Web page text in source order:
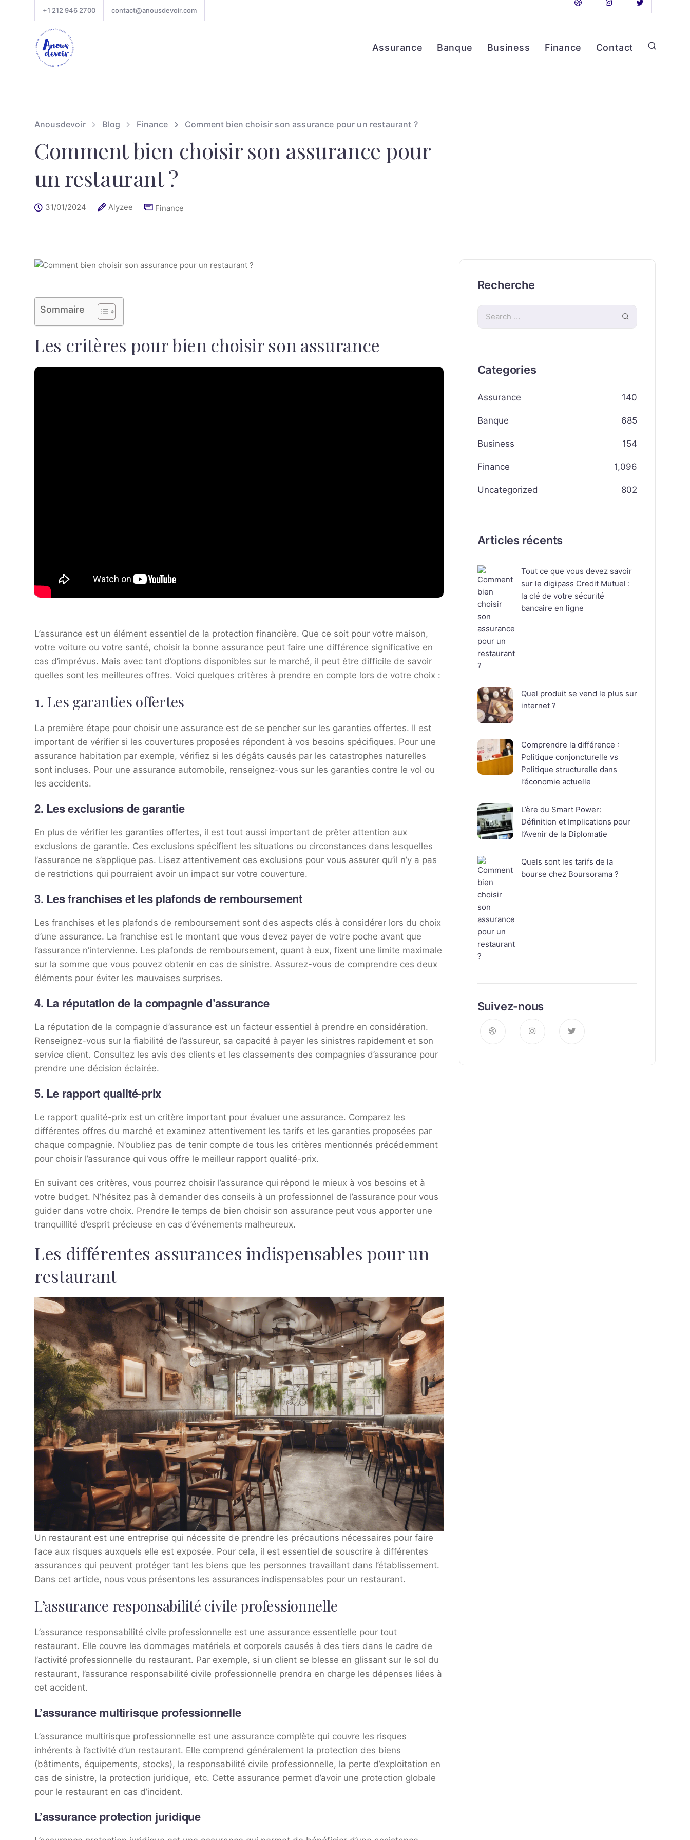
+1 212 946 2700 contact@anousdevoir.com
Assurance Banque Business Finance Contact
Anousdevoir Blog Finance Comment bien choisir son assurance pour un restaurant ?
Comment bien choisir son assurance pour
un restaurant ?
31/01/2024 Alyzee Finance
Sommaire
Les critères pour bien choisir son assurance
L’assurance est un élément essentiel de la protection financière. Que ce soit pour votre maison,
votre voiture ou votre santé, choisir la bonne assurance peut faire une différence significative en
cas d’imprévus. Mais avec tant d’options disponibles sur le marché, il peut être difficile de savoir
quelles sont les meilleures offres. Voici quelques critères à prendre en compte lors de votre choix :
1. Les garanties offertes
La première étape pour choisir une assurance est de se pencher sur les garanties offertes. Il est
important de vérifier si les couvertures proposées répondent à vos besoins spécifiques. Pour une
assurance habitation par exemple, vérifiez si les dégâts causés par les catastrophes naturelles
sont incluses. Pour une assurance automobile, renseignez-vous sur les garanties contre le vol ou
les accidents.
2. Les exclusions de garantie
En plus de vérifier les garanties offertes, il est tout aussi important de prêter attention aux
exclusions de garantie. Ces exclusions spécifient les situations ou circonstances dans lesquelles
l’assurance ne s’applique pas. Lisez attentivement ces exclusions pour vous assurer qu’il n’y a pas
de restrictions qui pourraient avoir un impact sur votre couverture.
3. Les franchises et les plafonds de remboursement
Les franchises et les plafonds de remboursement sont des aspects clés à considérer lors du choix
d’une assurance. La franchise est le montant que vous devez payer de votre poche avant que
l’assurance n’intervienne. Les plafonds de remboursement, quant à eux, fixent une limite maximale
sur la somme que vous pouvez obtenir en cas de sinistre. Assurez-vous de comprendre ces deux
éléments pour éviter les mauvaises surprises.
4. La réputation de la compagnie d’assurance
La réputation de la compagnie d’assurance est un facteur essentiel à prendre en considération.
Renseignez-vous sur la fiabilité de l’assureur, sa capacité à payer les sinistres rapidement et son
service client. Consultez les avis des clients et les classements des compagnies d’assurance pour
prendre une décision éclairée.
5. Le rapport qualité-prix
Le rapport qualité-prix est un critère important pour évaluer une assurance. Comparez les
différentes offres du marché et examinez attentivement les tarifs et les garanties proposées par
chaque compagnie. N’oubliez pas de tenir compte de tous les critères mentionnés précédemment
pour choisir l’assurance qui vous offre le meilleur rapport qualité-prix.
En suivant ces critères, vous pourrez choisir l’assurance qui répond le mieux à vos besoins et à
votre budget. N’hésitez pas à demander des conseils à un professionnel de l’assurance pour vous
guider dans votre choix. Prendre le temps de bien choisir son assurance peut vous apporter une
tranquillité d’esprit précieuse en cas d’événements malheureux.
Les différentes assurances indispensables pour un
restaurant
Un restaurant est une entreprise qui nécessite de prendre les précautions nécessaires pour faire
face aux risques auxquels elle est exposée. Pour cela, il est essentiel de souscrire à différentes
assurances qui peuvent protéger tant les biens que les personnes travaillant dans l’établissement.
Dans cet article, nous vous présentons les assurances indispensables pour un restaurant.
L’assurance responsabilité civile professionnelle
L’assurance responsabilité civile professionnelle est une assurance essentielle pour tout
restaurant. Elle couvre les dommages matériels et corporels causés à des tiers dans le cadre de
l’activité professionnelle du restaurant. Par exemple, si un client se blesse en glissant sur le sol du
restaurant, l’assurance responsabilité civile professionnelle prendra en charge les dépenses liées à
cet accident.
L’assurance multirisque professionnelle
L’assurance multirisque professionnelle est une assurance complète qui couvre les risques
inhérents à l’activité d’un restaurant. Elle comprend généralement la protection des biens
(bâtiments, équipements, stocks), la responsabilité civile professionnelle, la perte d’exploitation en
cas de sinistre, la protection juridique, etc. Cette assurance permet d’avoir une protection globale
pour le restaurant en cas d’incident.
L’assurance protection juridique
Recherche
Categories
Assurance 140
Banque 685
Business 154
Finance 1,096
Uncategorized 802
Articles récents
Tout ce que vous devez savoir
sur le digipass Credit Mutuel :
la clé de votre sécurité
bancaire en ligne
Quel produit se vend le plus sur
internet ?
Comprendre la différence :
Politique conjoncturelle vs
Politique structurelle dans
l’économie actuelle
L’ère du Smart Power:
Définition et Implications pour
l’Avenir de la Diplomatie
Quels sont les tarifs de la
bourse chez Boursorama ?
Suivez-nous